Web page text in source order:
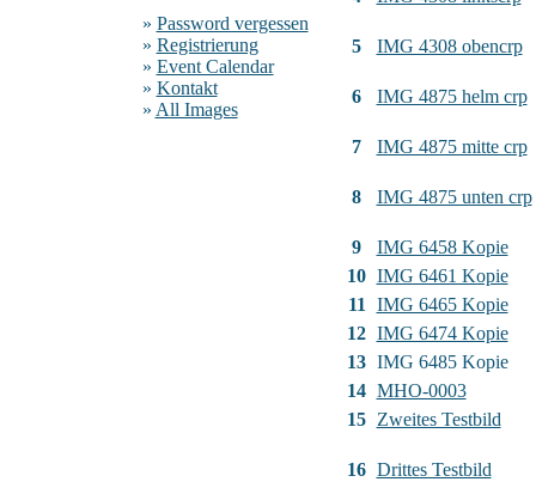
» Password vergessen
» Registrierung
» Event Calendar
» Kontakt
» All Images
5 IMG 4308 obencrp
6 IMG 4875 helm crp
7 IMG 4875 mitte crp
8 IMG 4875 unten crp
9
IMG 6458 Kopie
10 IMG 6461 Kopie
11
IMG 6465 Kopie
12 IMG 6474 Kopie
13 IMG 6485 Kopie
14 MHO-0003
15 Zweites Testbild
16 Drittes Testbild